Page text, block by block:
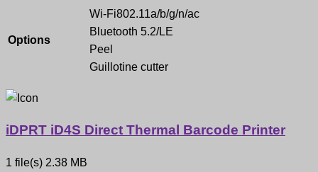
Options
Wi-Fi802.11a/b/g/n/ac
Bluetooth 5.2/LE
Peel
Guillotine cutter
iDPRT iD4S Direct Thermal Barcode Printer
1 file(s) 2.38 MB